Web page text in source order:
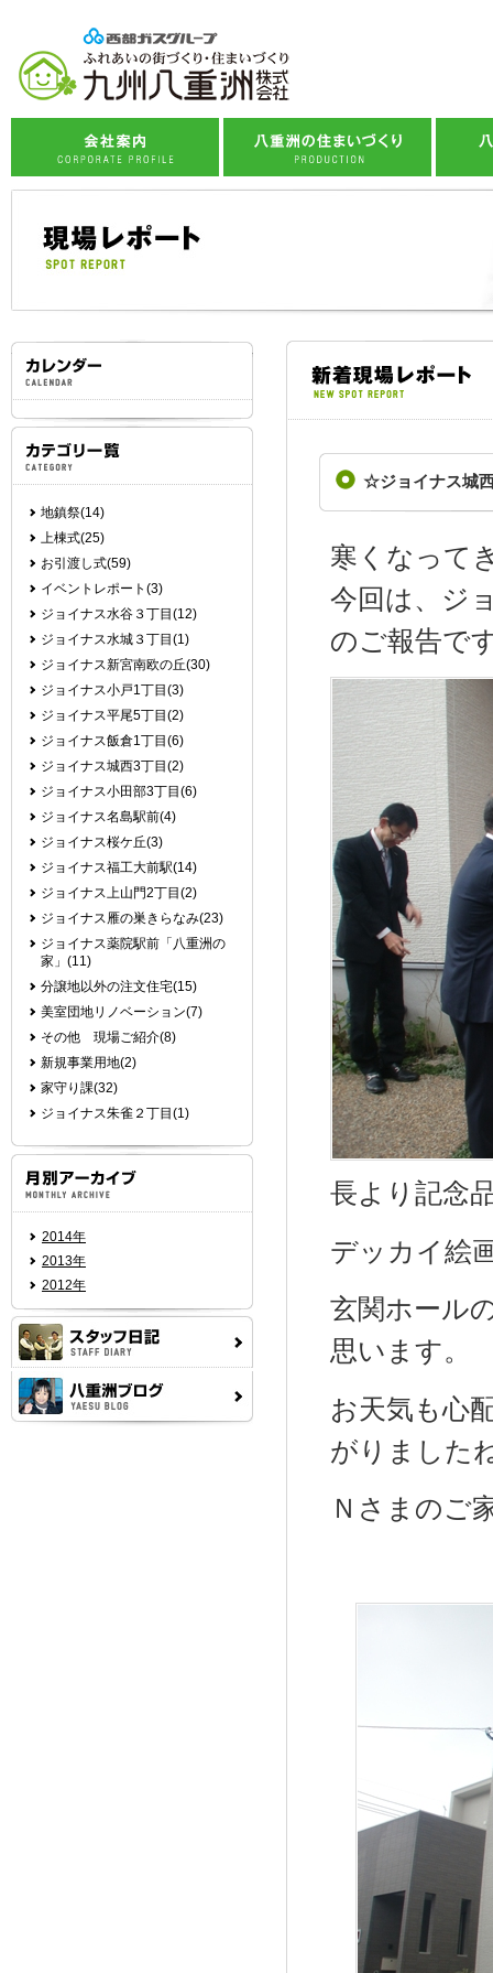
会社概要
社会貢献活動
スタッフ紹介
子育て応援プロジェクト
☆ジョイナス城
寒くなって
今回は、ジ
のご報告で
長より記念
デッカイ絵
玄関ホール
思います。
お天気も心
がりました
Ｎさまのご
地鎮祭(14)
上棟式(25)
お引渡し式(59)
イベントレポート(3)
ジョイナス水谷３丁目(12)
ジョイナス水城３丁目(1)
ジョイナス新宮南欧の丘(30)
ジョイナス小戸1丁目(3)
ジョイナス平尾5丁目(2)
ジョイナス飯倉1丁目(6)
ジョイナス城西3丁目(2)
ジョイナス小田部3丁目(6)
ジョイナス名島駅前(4)
ジョイナス桜ケ丘(3)
ジョイナス福工大前駅(14)
ジョイナス上山門2丁目(2)
ジョイナス雁の巣きらなみ(23)
ジョイナス薬院駅前「八重洲の
家」(11)
分譲地以外の注文住宅(15)
美室団地リノベーション(7)
その他 現場ご紹介(8)
新規事業用地(2)
家守り課(32)
ジョイナス朱雀２丁目(1)
2014年
2013年
2012年